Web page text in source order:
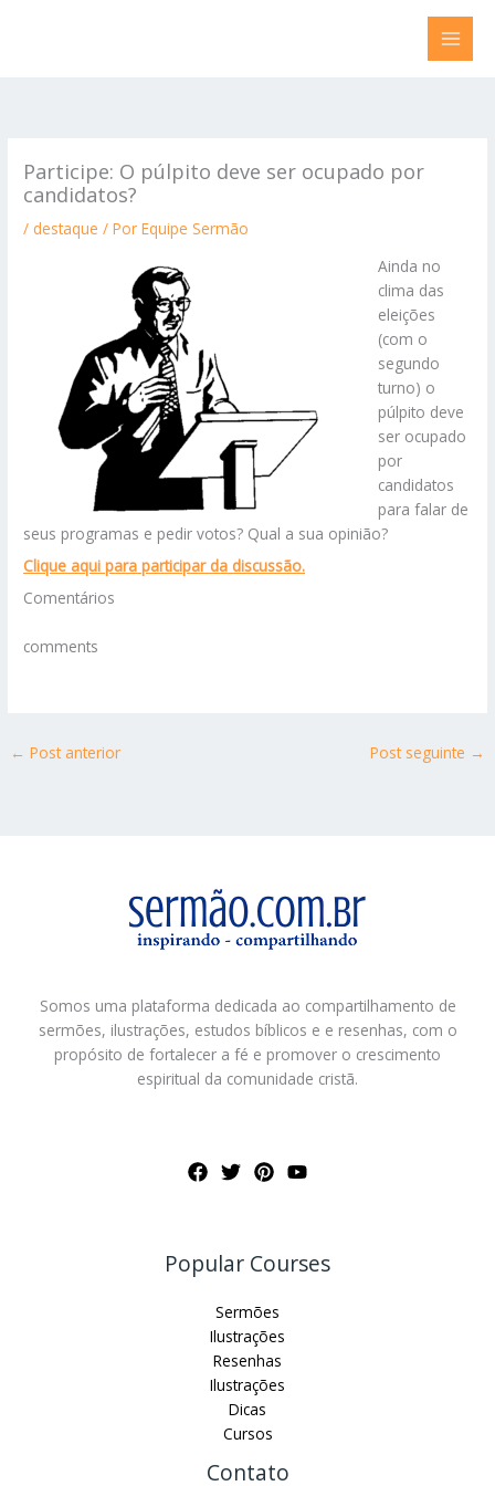
Participe: O púlpito deve ser ocupado por
candidatos?
/ destaque / PorEquipe Sermão
Ainda no
clima das
eleições
(com o
segundo
turno) o
púlpito deve
ser ocupado
por
candidatos
para falar de
seus programas e pedir votos? Qual a sua opinião?
Clique aqui para participar da discussão.
Comentários
comments
← Post anterior Post seguinte →
Somos uma plataforma dedicada ao compartilhamento de
sermões, ilustrações, estudos bíblicos e e resenhas, com o
propósito de fortalecer a fé e promover o crescimento
espiritual da comunidade cristã.
Popular Courses
Sermões
Ilustrações
Resenhas
Ilustrações
Dicas
Cursos
Contato